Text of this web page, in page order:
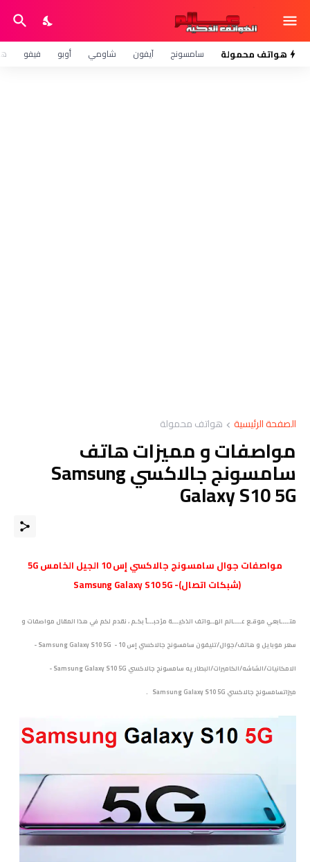
هواتف محمولة سامسونج آيفون شاومي أوبو فيفو
الصفحة الرئيسية هواتف محمولة
مواصفات و مميزات هاتف
سامسونج جالاكسي Samsung
Galaxy S10 5G
مواصفات جوال
سامسونج جالاكسي إس 10 الجيل الخامس 5G
(شبكات اتصال)- Samsung Galaxy S10 5G
متــــابعي موقـع عــــالم الهــواتف الذكيـــة مرْحبـــاً بكـم ، نقدم لكم في هذا المقال مواصفات و
سعر موبايل و هاتف/جوال/تليفون سامسونج جالاكسي إس 10 - Samsung Galaxy S10 5G -
الامكانيات/الشاشه/الكاميرات/البطاريه سامسونج جالاكسي Samsung Galaxy S10 5G -
ميزاتسامسونج جالاكسي Samsung Galaxy S10 5G .